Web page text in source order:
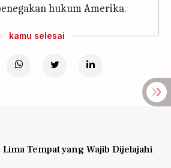
hukum Amerika.
kamu selesai
Tempat yang Wajib Dijelajahi